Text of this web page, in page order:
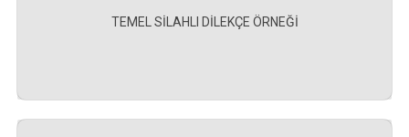
TEMEL SİLAHLI DİLEKÇE ÖRNEĞİ